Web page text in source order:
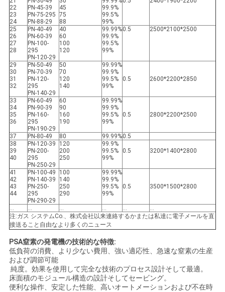
ラ
イ
バ
シ
ー
ポ
リ
シ
ー
22
23
24
PN-45-39
PN-75-295
PN-88-29
45
75
88
99.9%
99.5%
99%
25
26
27
28
PN-40-49
PN-60-39
PN-100-
295
PN-120-29
40
60
100
120
99.99%
99.9%
99.5%
99%
0.5 2500*2100*2500
29
30
31
32
PN-50-49
PN-70-39
PN-120-
295
PN-140-29
50
70
120
140
99.99%
99.9%
99.5%
99%
0.5 2600*2200*2850
33
34
35
36
PN-60-49
PN-90-39
PN-160-
295
PN-190-29
60
90
160
190
99.99%
99.9%
99.5%
99%
0.5 2800*2200*2500
37 PN-80-49 80 99.99%0.5
38
39
40
PN-120-39
PN-200-
295
PN-250-29
120
200
250
99.9%
99.5%
99%
0.5 3200*1400*2800
41
42
43
44
PN-100-49
PN-140-39
PN-250-
295
PN-290-29
100
140
250
290
99.99%
99.9%
99.5%
99%
0.5 3500*1500*2800
… … … … …
…
注:ガス システムCo.、株式会社以来連絡するかまたは私達に電子メールを直
接送ること自由なより多くのニュース
PSA窒素の発電機の技術的な特徴:
低負荷の消費、より少ない費用、強い適応性、急速な窒素の生産
および調節可能
純度。効果を使用して完全な技術のプロセス設計そして最適。
床面積のモジュール構造の設計そしてセービング。
便利な操作、安定した性能、高いオートメーションおよび不在時